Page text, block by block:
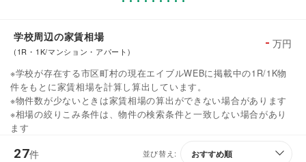
学校周辺の家賃相場
(1R・1K/マンション・アパート)
- 万円
※学校が存在する市区町村の現在エイブルWEBに掲載中の1R/1K物
件をもとに家賃相場を計算し算出しています。
※物件数が少ないときは家賃相場の算出ができない場合があります
※相場の絞りこみ条件は、物件の検索条件と一致しない場合があり
ます
27件 並び替え: